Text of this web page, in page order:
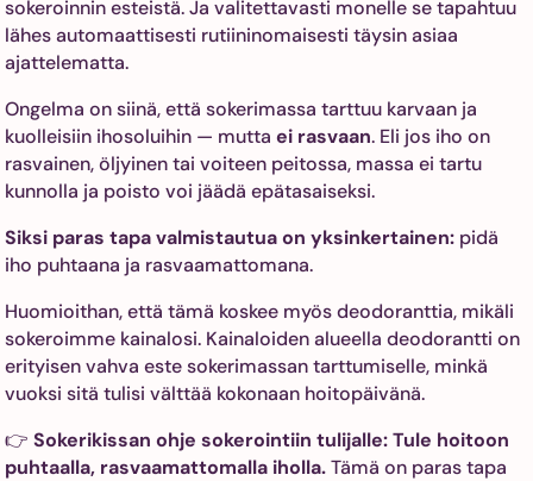
sokeroinnin esteistä. Ja valitettavasti monelle se tapahtuu
lähes automaattisesti rutiininomaisesti täysin asiaa
ajattelematta.
Ongelma on siinä, että sokerimassa tarttuu karvaan ja
kuolleisiin ihosoluihin — muttaei rasvaan. Eli jos iho on
rasvainen, öljyinen tai voiteen peitossa, massa ei tartu
kunnolla ja poisto voi jäädä epätasaiseksi.
Siksi paras tapa valmistautua on yksinkertainen: pidä
iho puhtaana ja rasvaamattomana.
Huomioithan, että tämä koskee myös deodoranttia, mikäli
sokeroimme kainalosi. Kainaloiden alueella deodorantti on
erityisen vahva este sokerimassan tarttumiselle, minkä
vuoksi sitä tulisi välttää kokonaan hoitopäivänä.
👉Sokerikissan ohje sokerointiin tulijalle: Tule hoitoon
puhtaalla, rasvaamattomalla iholla.Tämä on paras tapa